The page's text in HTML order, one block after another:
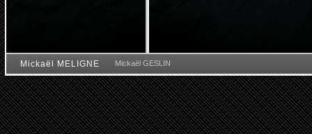
Mickaël MELIGNE Mickaël GESLIN